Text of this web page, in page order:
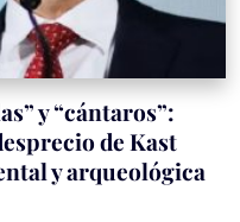
y “cántaros”:
de Kast
y arqueológica